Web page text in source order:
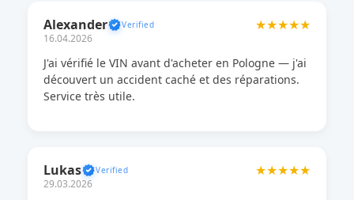
Alexander
16.04.2026
★★★★★
J'ai vérifié le VIN avant d'acheter en Pologne — j'ai
découvert un accident caché et des réparations.
Service très utile.
Lukas
29.03.2026
★★★★★